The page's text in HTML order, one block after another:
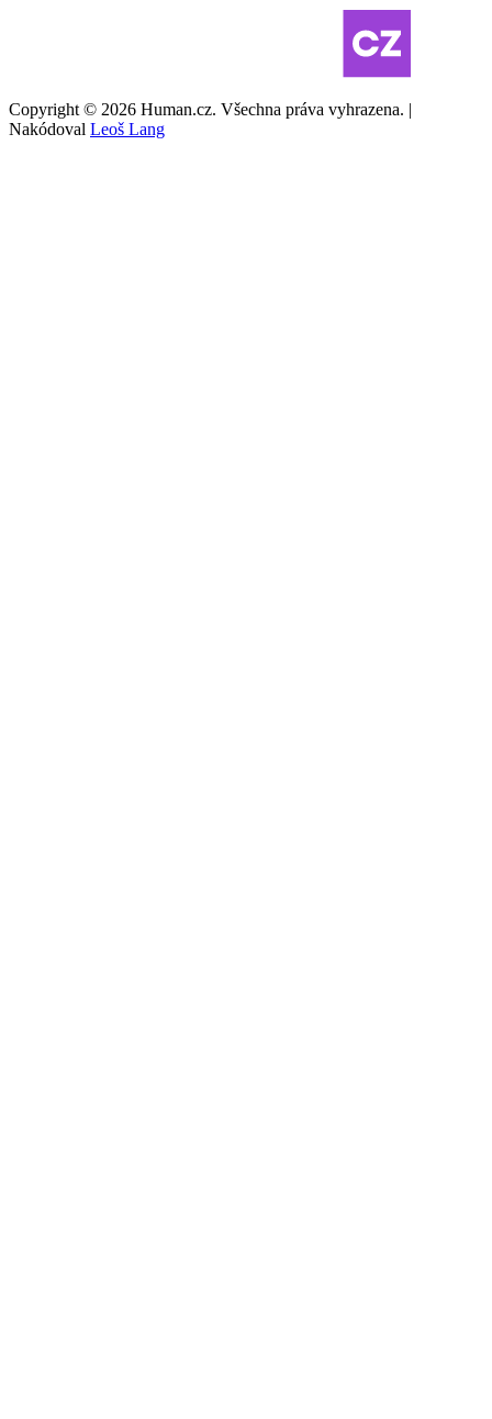
Copyright © 2026 Human.cz. Všechna práva vyhrazena. |
Nakódoval Leoš Lang